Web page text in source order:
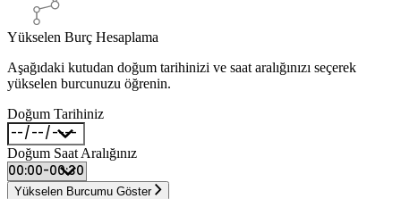
Yükselen Burç Hesaplama
Aşağıdaki kutudan doğum tarihinizi ve saat aralığınızı seçerek
yükselen burcunuzu öğrenin.
Doğum Tarihiniz
Doğum Saat Aralığınız
Yükselen Burcumu Göster